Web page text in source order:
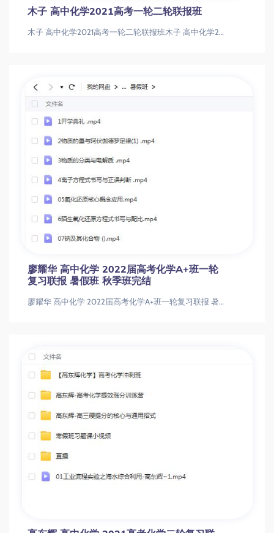
木子 高中化学2021高考一轮二轮联报班
木子 高中化学2021高考一轮二轮联报班木子 高中化学2021高考一轮二轮联报班
廖耀华 高中化学 2022届高考化学A+班一轮
复习联报 暑假班 秋季班完结
廖耀华 高中化学 2022届高考化学A+班一轮复习联报 暑假班 秋季班完结廖耀华 高中化学 2022届高考化学A+班一轮复习联报 暑